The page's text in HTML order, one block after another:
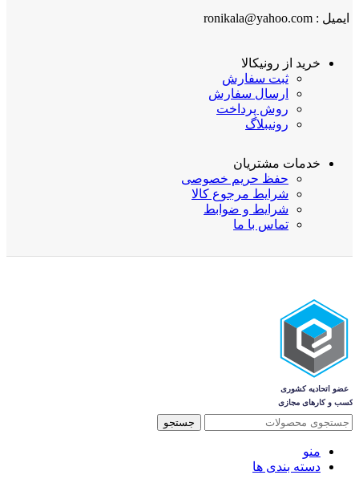
ایمیل : ronikala@yahoo.com
خرید از رونیکالا
ثبت سفارش
ارسال سفارش
روش پرداخت
رونیبلاگ
خدمات مشتریان
حفظ حریم خصوصی
شرایط مرجوع کالا
شرایط و ضوابط
تماس با ما
جستجو
منو
دسته بندی ها